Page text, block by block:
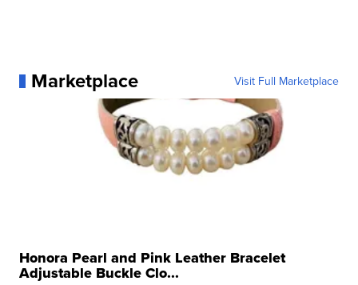
Marketplace Visit Full Marketplace
Honora Pearl and Pink Leather Bracelet
Adjustable Buckle Clo...